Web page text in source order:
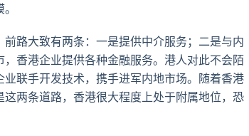
路大致有两条：一是提供中介服务；二是与内
香港企业提供各种金融服务。港人对此不会陌
联手开发技术，携手进军内地市场。随着香港
两条道路，香港很大程度上处于附属地位，恐